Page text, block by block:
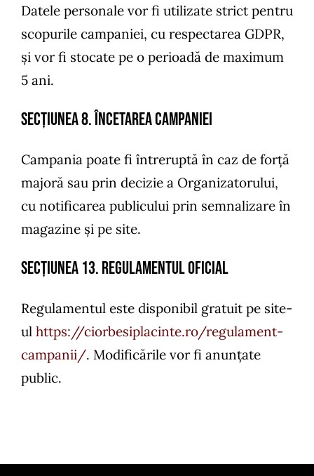
Datele personale vor fi utilizate strict pentru
scopurile campaniei, cu respectarea GDPR,
și vor fi stocate pe o perioadă de maximum
5 ani.
SECȚIUNEA 8. Încetarea campaniei
Campania poate fi întreruptă în caz de forță
majoră sau prin decizie a Organizatorului,
cu notificarea publicului prin semnalizare în
magazine și pe site.
SECȚIUNEA 13. Regulamentul oficial
Regulamentul este disponibil gratuit pe site-
ul https://ciorbesiplacinte.ro/regulament-
campanii/. Modificările vor fi anunțate
public.